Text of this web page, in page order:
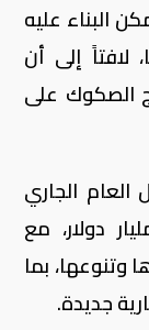
البناء عليه
لافتاً إلى أن
الصكوك على
الجاري
33 إدراجاً بقيمة بلغت 13.8 مليار دولار، مع
وتنوعها، بما
جديدة.